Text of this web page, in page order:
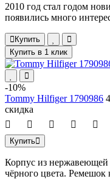
2010 год стал годом
появились много
Купить
Купить в 1 клик
-10%
Tommy Hilfiger 1790986
скидка
Купить
Корпус из
чёрного цвета. Ремешок